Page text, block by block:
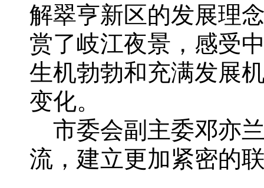
解翠亨新区的发展理
赏了岐江夜景，感受
生机勃勃和充满发展
变化。
市委会副主委邓亦
流，建立更加紧密的